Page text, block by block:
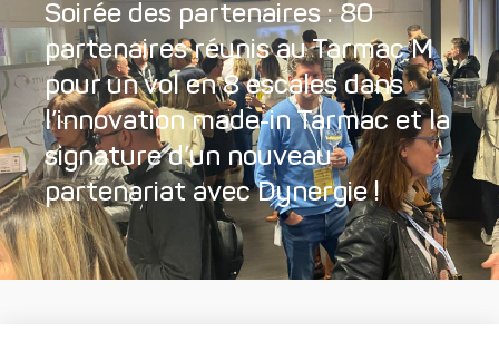
Soirée des partenaires : 80
partenaires réunis au Tarmac M
pour un vol en 8 escales dans
l’innovation made-in Tarmac et la
signature d’un nouveau
partenariat avec Dynergie !